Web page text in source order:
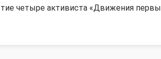
четыре активиста «Движения